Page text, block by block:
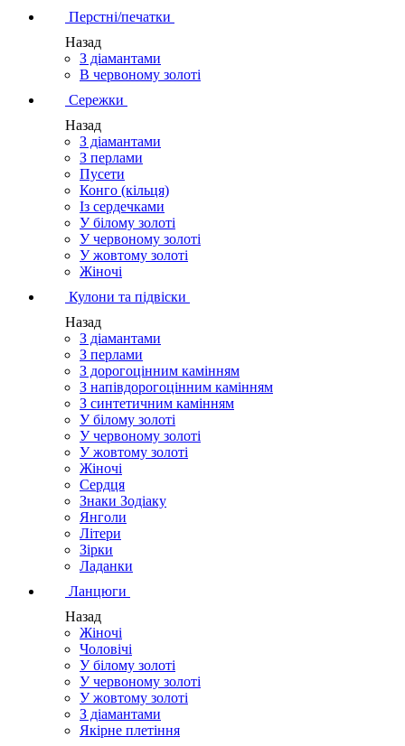
Перстні/печатки
Назад
З діамантами
В червоному золоті
Сережки
Назад
З діамантами
З перлами
Пусети
Конго (кільця)
Із сердечками
У білому золоті
У червоному золоті
У жовтому золоті
Жіночі
Кулони та підвіски
Назад
З діамантами
З перлами
З дорогоцінним камінням
З напівдорогоцінним камінням
З синтетичним камінням
У білому золоті
У червоному золоті
У жовтому золоті
Жіночі
Сердця
Знаки Зодіаку
Янголи
Літери
Зірки
Ладанки
Ланцюги
Назад
Жіночі
Чоловічі
У білому золоті
У червоному золоті
У жовтому золоті
З діамантами
Якірне плетіння